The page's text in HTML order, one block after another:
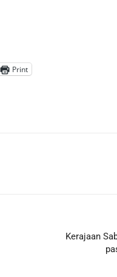
Print
Kerajaan